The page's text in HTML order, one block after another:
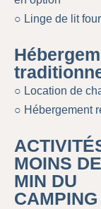
○ Linge de lit
○ Location de
○ Hébergement
MOINS
MIN DU
CAMPING